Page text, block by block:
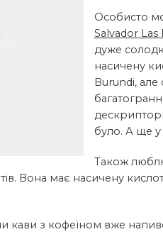
Особисто
Salvador Las
дуже
насичену
Burundi,
було. А ще у
Також люблю
Вона має насичену
кави з кофеїном вже